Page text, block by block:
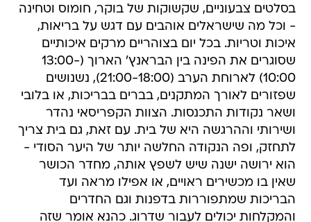
בסלטים צבעוניים, שקשוקות של בוקר, חומוס וטחינה
- וכל מה שישראלים אוהבים עם דגש על בריאות,
איכות וטריות. בכל יום בצוהריים מרקים איכותיים
שסוגרים את הפינה בין הבראנץ' הארוך (13:00-
10:00) לארוחת הערב (21:00-18:00), נשנושים
שפזורים לאורך המתקנים, בברים בבריכות, או בלובי
ושאר נקודות התכנסות. הצוות הקפריסאי נהדר
ושירותי וההרגשה היא של בית. עם זאת, גם בית צריך
לתחזק, ופה הנקודה החלשה יותר של היער הסודי -
הוא ירושה ישנה שיש לשפץ אותה, מחדר הכושר
שאין בו מכשירים ראויים, או אפילו מראה ועד
הבריכות שמתפוררות בדפנות וגם החדרים
והמקלחות יכולים לעבור שדרוג. כהנא אומר שזה